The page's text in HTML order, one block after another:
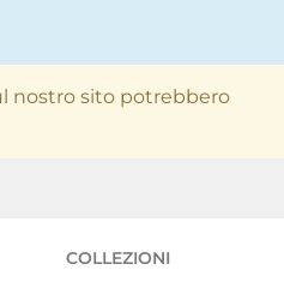
nostro sito potrebbero
COLLEZIONI